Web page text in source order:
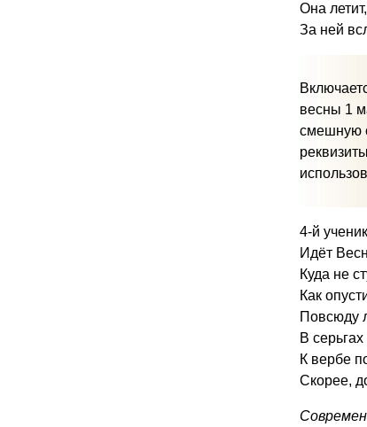
Она
За ней
весны 1
смешную
4-й
Идёт
Куда не
Как
Повсюду
В
К вербе
Скорее,